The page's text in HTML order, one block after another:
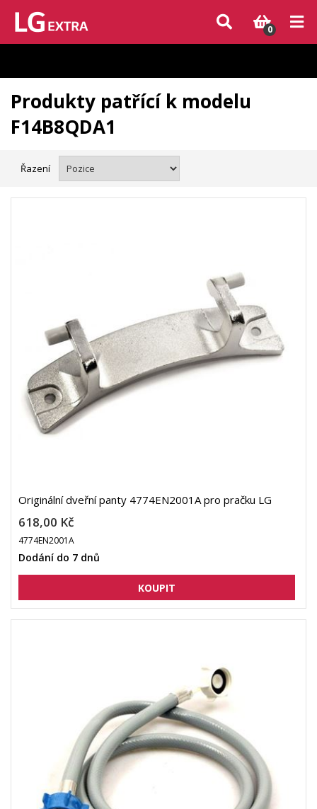
Vzhledem k aktuální situaci se může dodání dílů, které nejsou skladem,
zpozdit. Děkujeme za pochopení.
0
Produkty patřící k modelu
F14B8QDA1
Řazení
Originální dveřní panty 4774EN2001A pro pračku LG
618,00 Kč
4774EN2001A
Dodání do 7 dnů